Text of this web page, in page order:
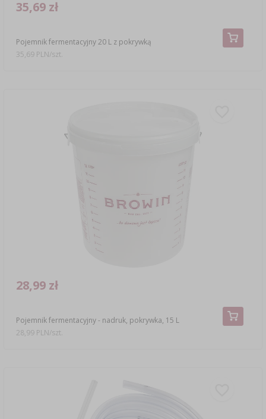
Pojemnik fermentacyjny 20 L z pokrywką
35,69 zł
35,69 PLN/szt.
Pojemnik fermentacyjny - nadruk, pokrywka, 15 L
28,99 zł
28,99 PLN/szt.